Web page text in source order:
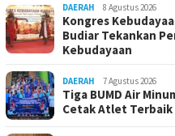
DAERAH 8 Agustus 2026
Kongres
Budiar Tekankan
Kebudayaan
DAERAH 7 Agustus 2026
Tiga BUMD Air
Cetak Atlet Terbaik